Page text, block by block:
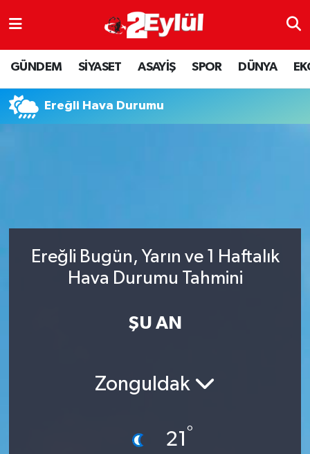
GÜNDEM SİYASET ASAYİŞ SPOR DÜNYA
Ereğli Hava Durumu
Ereğli Bugün, Yarın ve 1 Haftalık
Hava Durumu Tahmini
ŞU AN
Zonguldak
21 °
ASAYİŞ
DÜNYA
EKONOMİ
SİYASET
SPOR
Nöbetçi Eczaneler
Hava Durumu
Eskişehir Namaz Vakitleri
Tüm Manşetler
Son Dakika Haberleri